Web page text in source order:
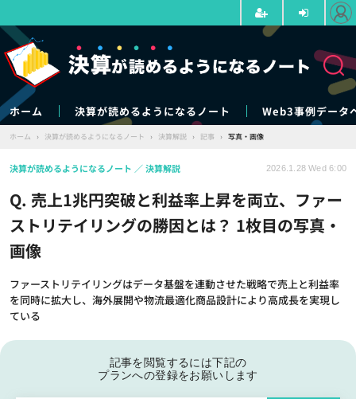
ホーム 決算が読めるようになるノート Web3事例データ
ホーム › 決算が読めるようになるノート › 決算解説 › 記事 › 写真・画像
Q. 売上1兆円突破と利益率上昇を両立、ファー
ストリテイリングの勝因とは？ 1枚目の写真・
画像
ファーストリテイリングはデータ基盤を連動させた戦略で売上と利益率
を同時に拡大し、海外展開や物流最適化商品設計により高成長を実現し
ている
決算が読めるようになるノート 決算解説 2026.1.28 Wed 6:00
記事を閲覧するには下記の
プランへの登録をお願いします